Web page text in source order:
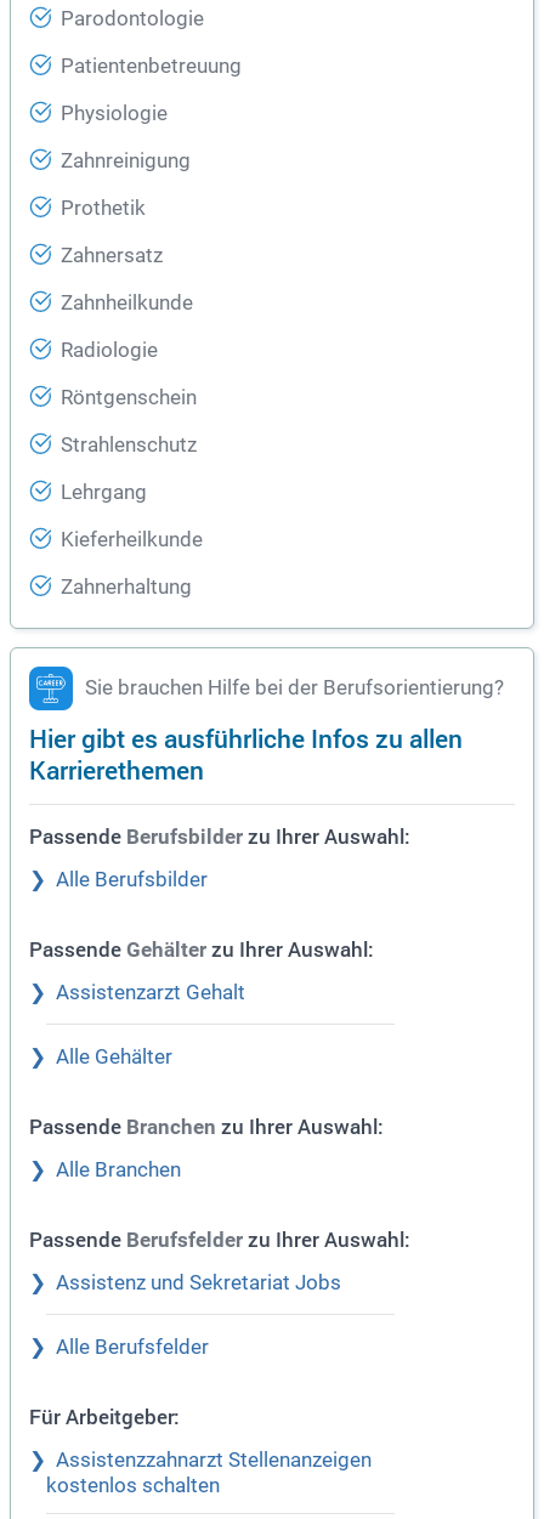
Parodontologie
Patientenbetreuung
Physiologie
Zahnreinigung
Prothetik
Zahnersatz
Zahnheilkunde
Radiologie
Röntgenschein
Strahlenschutz
Lehrgang
Kieferheilkunde
Zahnerhaltung
Sie brauchen Hilfe bei der Berufsorientierung?
Hier gibt es ausführliche Infos zu allen
Karrierethemen
Passende Berufsbilder zu Ihrer Auswahl:
Alle Berufsbilder
Passende Gehälter zu Ihrer Auswahl:
Assistenzarzt Gehalt
Alle Gehälter
Passende Branchen zu Ihrer Auswahl:
Alle Branchen
Passende Berufsfelder zu Ihrer Auswahl:
Assistenz und Sekretariat Jobs
Alle Berufsfelder
Für Arbeitgeber:
Assistenzzahnarzt Stellenanzeigen
kostenlos schalten